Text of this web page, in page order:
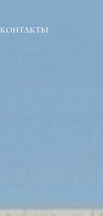
КОНТАКТЫ